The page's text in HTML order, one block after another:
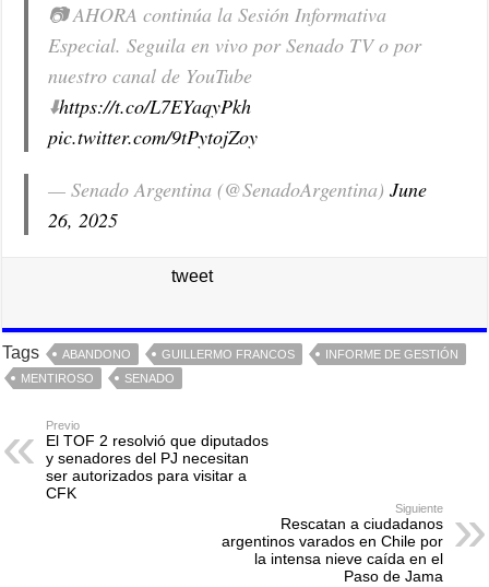
📷 AHORA continúa la Sesión Informativa
Especial. Seguila en vivo por Senado TV o por
nuestro canal de YouTube
⬇️https://t.co/L7EYaqyPkh
pic.twitter.com/9tPytojZoy
— Senado Argentina (@SenadoArgentina)June
26, 2025
tweet
Tags ABANDONO GUILLERMO FRANCOS
INFORME DE GESTIÓN
MENTIROSO
SENADO
Previo
El TOF 2 resolvió que diputados
y senadores del PJ necesitan
ser autorizados para visitar a
CFK
Siguiente
Rescatan a ciudadanos
argentinos varados en Chile por
la intensa nieve caída en el
Paso de Jama